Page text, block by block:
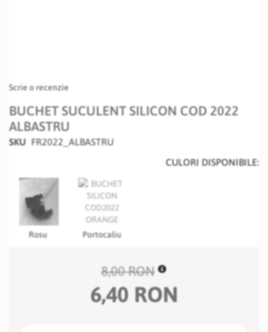
Scrie o recenzie
BUCHET SUCULENT SILICON COD 2022
ALBASTRU
SKU FR2022_ALBASTRU
CULORI DISPONIBILE:
Rosu Portocaliu
8,00 RON
6,40 RON